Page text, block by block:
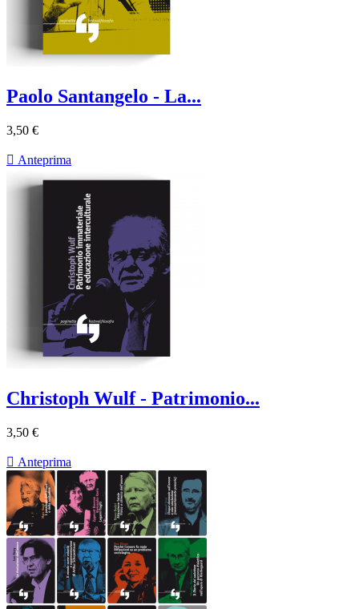
Paolo Santangelo - La...
3,50 €
 Anteprima
Christoph Wulf - Patrimonio...
3,50 €
 Anteprima